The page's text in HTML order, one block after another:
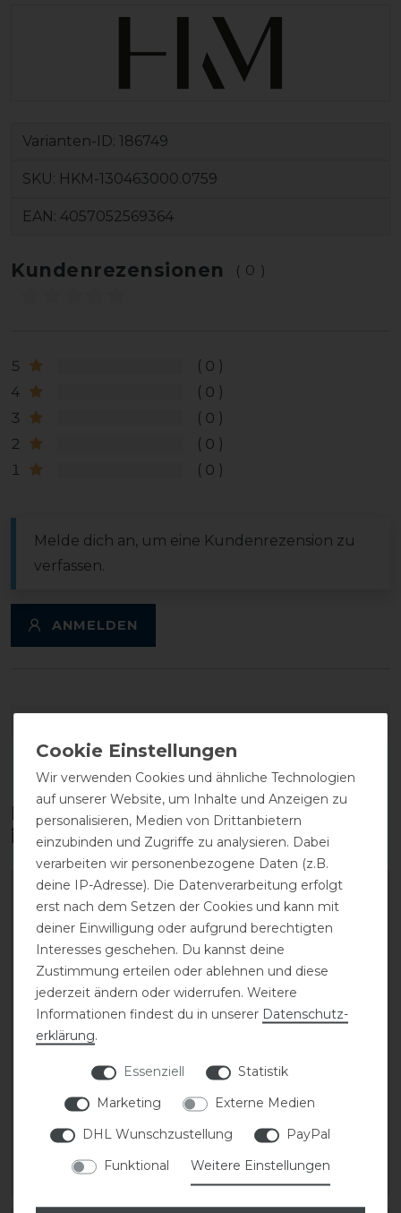
Varianten-ID: 186749
SKU: HKM-130463000.0759
EAN: 4057052569364
Kundenrezensionen (0)
5
0
4
0
3
0
2
0
1
0
Melde dich an, um eine Kundenrezension zu
verfassen.
ANMELDEN
Diese Produkte könnten dich auch
interessieren
QHP Sunna gebisslose
89,95 € *
QHP Ceto gebisslose
79,95 € *
Wir verwenden Cookies und ähnliche Technologien
auf unserer Website, um Inhalte und Anzeigen zu
personalisieren, Medien von Drittanbietern
einzubinden und Zugriffe zu analysieren. Dabei
verarbeiten wir personenbezogene Daten (z.B.
deine IP-Adresse). Die Datenverarbeitung erfolgt
erst nach dem Setzen der Cookies und kann mit
deiner Einwilligung oder aufgrund berechtigten
Interesses geschehen. Du kannst deine
Zustimmung erteilen oder ablehnen und diese
jederzeit ändern oder widerrufen. Weitere
Informationen findest du in unserer Daten­schutz­
erklärung.
Essenziell
Statistik
Marketing
Externe Medien
DHL Wunschzustellung
PayPal
Funktional
Weitere Einstellungen